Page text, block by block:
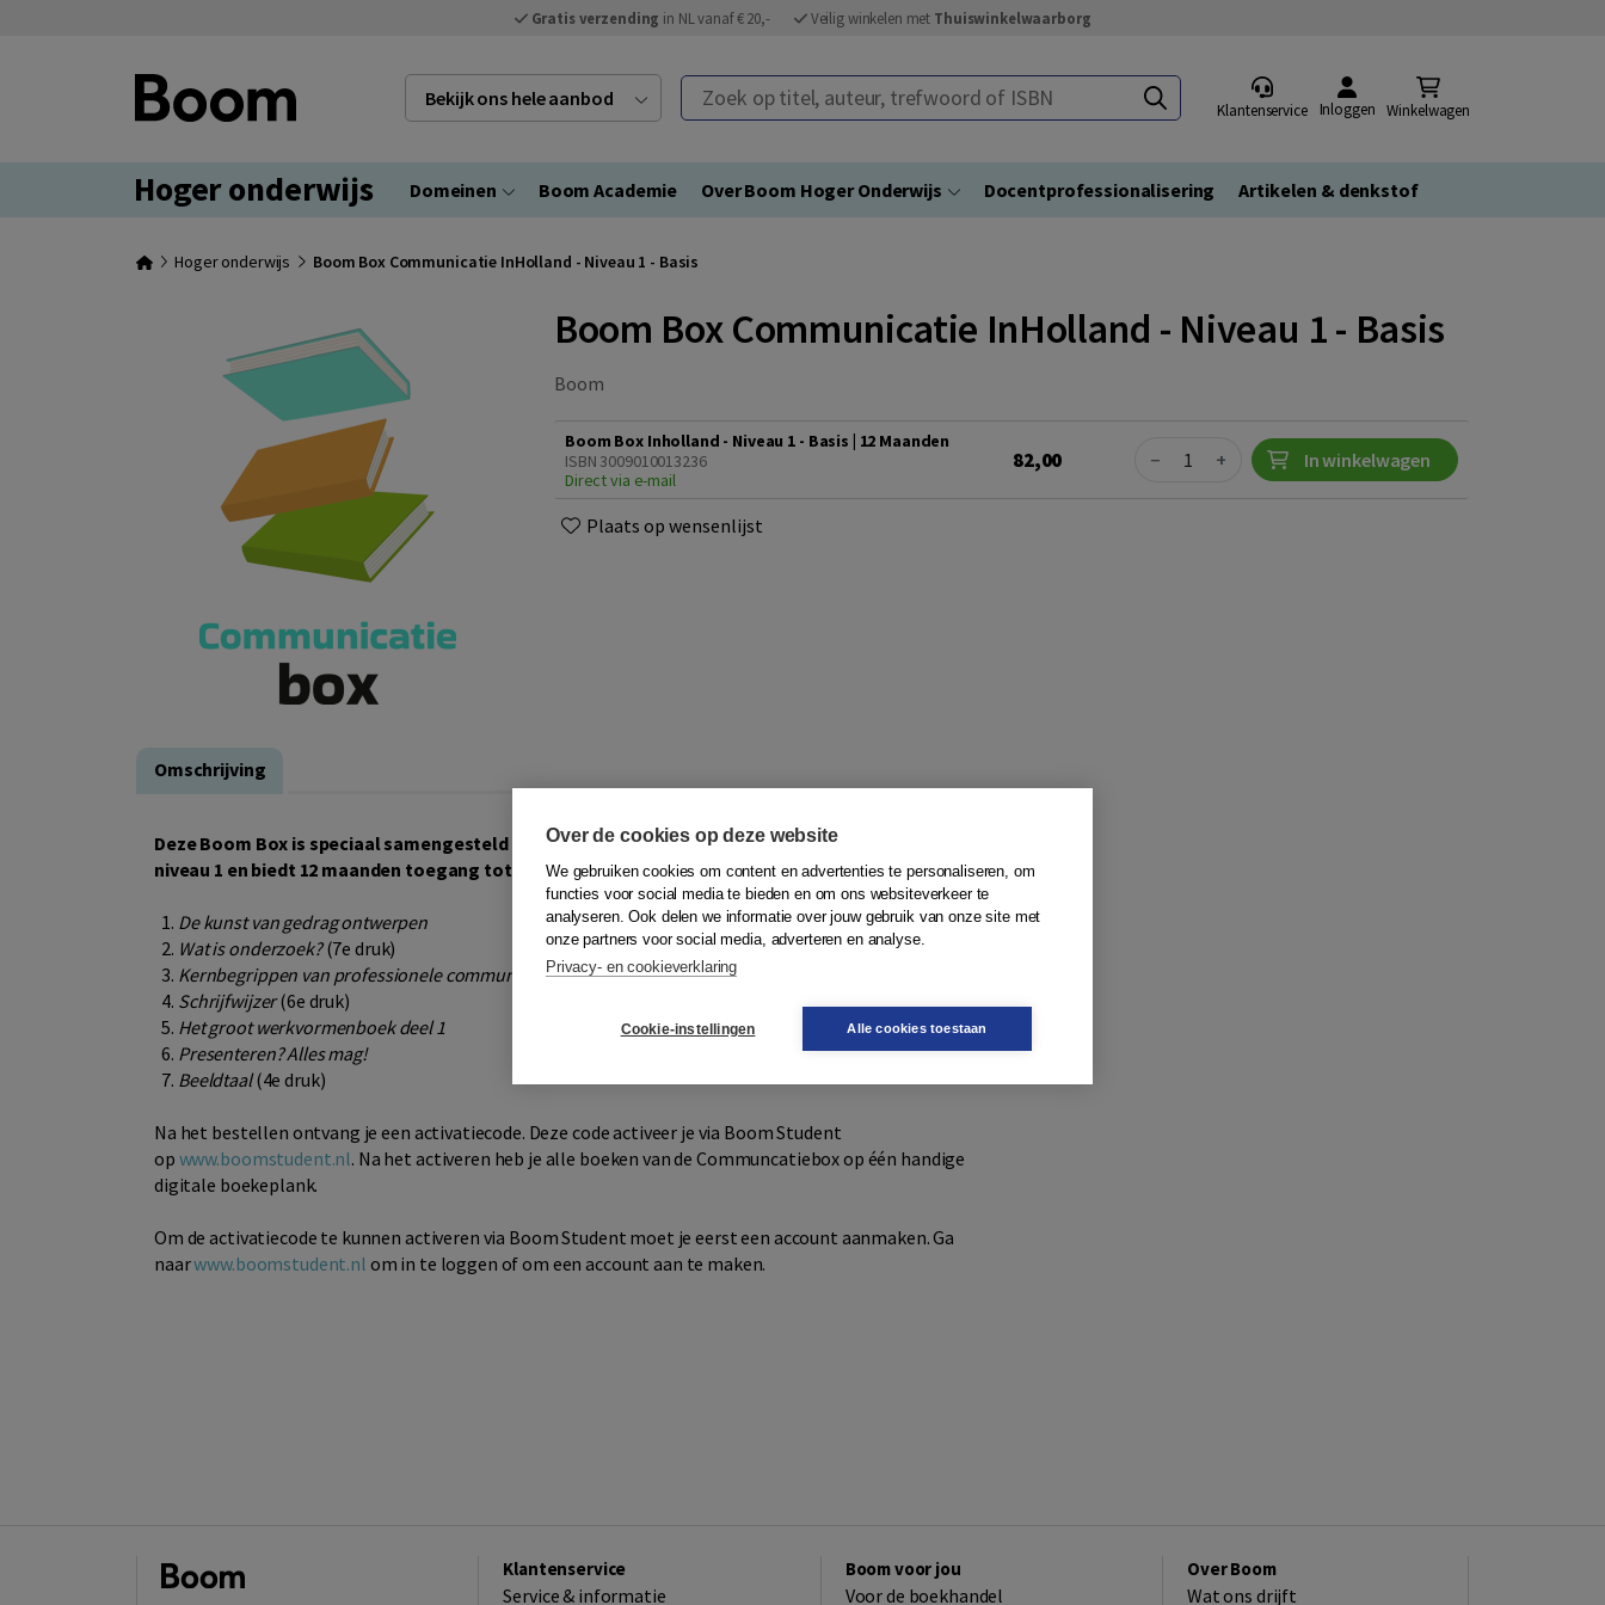
Gratis verzending in NL vanaf € 20,- Veilig winkelen met Thuiswinkelwaarborg
Bekijk ons hele aanbod Zoek op titel, auteur, trefwoord of ISBN
Klantenservice Inloggen Winkelwagen
Hoger onderwijs Domeinen Boom Academie Over Boom Hoger Onderwijs Docentprofessionalisering Artikelen & denkstof
Hoger onderwijs Boom Box Communicatie InHolland - Niveau 1 - Basis
Boom Box Communicatie InHolland - Niveau 1 - Basis
Boom
Boom Box Inholland - Niveau 1 - Basis | 12 Maanden
ISBN 3009010013236
Direct via e-mail
82,00 Quantity
− + In winkelwagen
Plaats op wensenlijst
Omschrijving
Deze Boom Box is speciaal samengesteld voor Inholland. Het gaat hier om de basis versie voor
niveau 1 en biedt 12 maanden toegang tot de volgende online boeken:
De kunst van gedrag ontwerpen
Wat is onderzoek?(7e druk)
Kernbegrippen van professionele communicatie(2e druk)
Schrijfwijzer(6e druk)
Het groot werkvormenboek deel 1
Presenteren? Alles mag!
Beeldtaal(4e druk)
Na het bestellen ontvang je een activatiecode. Deze code activeer je via Boom Student
op www.boomstudent.nl. Na het activeren heb je alle boeken van de Communcatiebox op één handige
digitale boekeplank.
Om de activatiecode te kunnen activeren via Boom Student moet je eerst een account aanmaken. Ga
naarwww.boomstudent.nl om in te loggen of om een account aan te maken.
Klantenservice
Service & informatie
Boom voor jou
Voor de boekhandel
Over Boom
Wat ons drijft
Over de cookies op deze website
We gebruiken cookies om content en advertenties te personaliseren, om
functies voor social media te bieden en om ons websiteverkeer te
analyseren. Ook delen we informatie over jouw gebruik van onze site met
onze partners voor social media, adverteren en analyse.
Privacy- en cookieverklaring
Cookie-instellingen Alle cookies toestaan